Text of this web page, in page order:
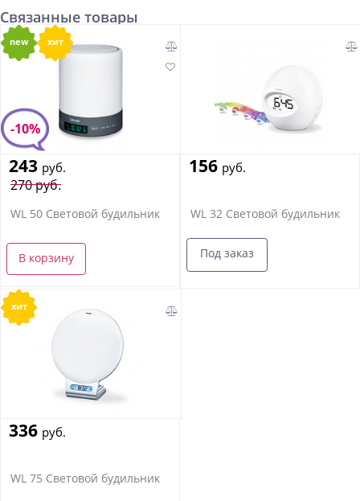
Связанные товары
new хит
-10%
270 руб.
243 руб.
WL 50 Световой будильник
В корзину
156 руб.
WL 32 Световой будильник
Под заказ
хит
336 руб.
WL 75 Световой будильник